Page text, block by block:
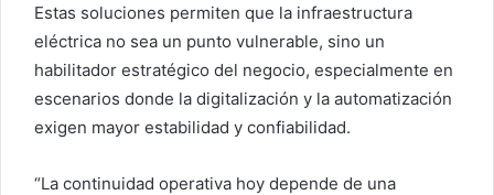
Estas soluciones permiten que la infraestructura
eléctrica no sea un punto vulnerable, sino un
habilitador estratégico del negocio, especialmente en
escenarios donde la digitalización y la automatización
exigen mayor estabilidad y confiabilidad.
“La continuidad operativa hoy depende de una